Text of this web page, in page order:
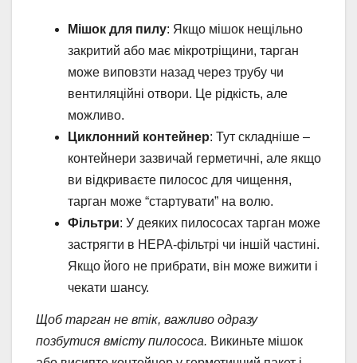
Мішок для пилу: Якщо мішок нещільно
закритий або має мікротріщини, тарган
може виповзти назад через трубу чи
вентиляційні отвори. Це рідкість, але
можливо.
Циклонний контейнер: Тут складніше –
контейнери зазвичай герметичні, але якщо
ви відкриваєте пилосос для чищення,
тарган може “стартувати” на волю.
Фільтри: У деяких пилососах тарган може
застрягти в HEPA-фільтрі чи іншій частині.
Якщо його не прибрати, він може вижити і
чекати шансу.
Щоб тарган не втік, важливо одразу
позбутися вмісту пилососа. Викиньте мішок